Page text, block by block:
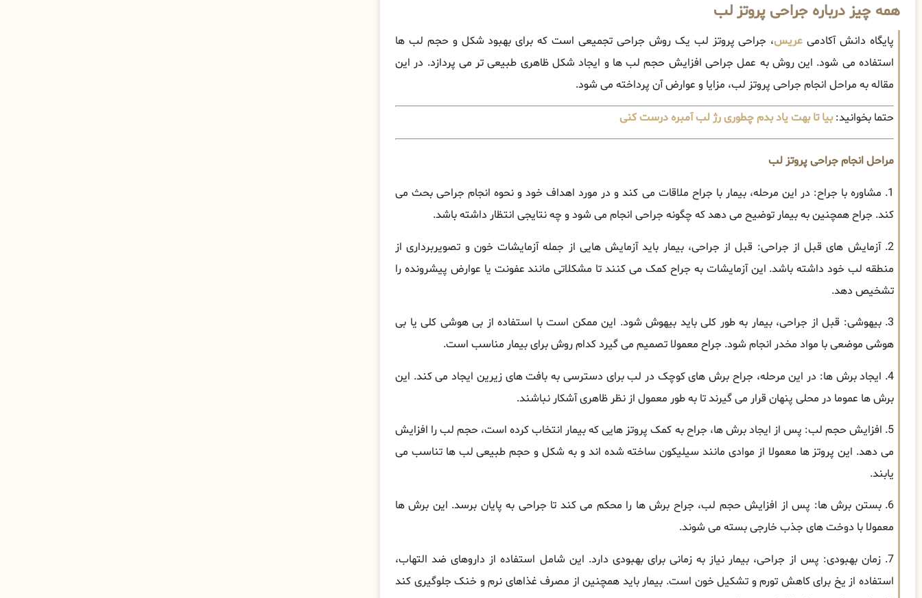
همه چیز درباره جراحی پروتز لب
پایگاه دانش آکادمی عریس، جراحی پروتز لب یک روش جراحی تجمیعی است که برای بهبود شکل و حجم لب ها
استفاده می شود. این روش به عمل جراحی افزایش حجم لب ها و ایجاد شکل ظاهری طبیعی تر می پردازد. در این
مقاله به مراحل انجام جراحی پروتز لب، مزایا و عوارض آن پرداخته می شود.
حتما بخوانید:بیا تا بهت یاد بدم چطوری رژ لب آمبره درست کنی
مراحل انجام جراحی پروتز لب
1. مشاوره با جراح: در این مرحله، بیمار با جراح ملاقات می کند و در مورد اهداف خود و نحوه انجام جراحی بحث می
کند. جراح همچنین به بیمار توضیح می دهد که چگونه جراحی انجام می شود و چه نتایجی انتظار داشته باشد.
2. آزمایش های قبل از جراحی: قبل از جراحی، بیمار باید آزمایش هایی از جمله آزمایشات خون و تصویربرداری از
منطقه لب خود داشته باشد. این آزمایشات به جراح کمک می کنند تا مشکلاتی مانند عفونت یا عوارض پیشرونده را
تشخیص دهد.
3. بیهوشی: قبل از جراحی، بیمار به طور کلی باید بیهوش شود. این ممکن است با استفاده از بی هوشی کلی یا بی
هوشی موضعی با مواد مخدر انجام شود. جراح معمولا تصمیم می گیرد کدام روش برای بیمار مناسب است.
4. ایجاد برش ها: در این مرحله، جراح برش های کوچک در لب برای دسترسی به بافت های زیرین ایجاد می کند. این
برش ها عموما در محلی پنهان قرار می گیرند تا به طور معمول از نظر ظاهری آشکار نباشند.
5. افزایش حجم لب: پس از ایجاد برش ها، جراح به کمک پروتز هایی که بیمار انتخاب کرده است، حجم لب را افزایش
می دهد. این پروتز ها معمولا از موادی مانند سیلیکون ساخته شده اند و به شکل و حجم طبیعی لب ها تناسب می
یابند.
6. بستن برش ها: پس از افزایش حجم لب، جراح برش ها را محکم می کند تا جراحی به پایان برسد. این برش ها
معمولا با دوخت های جذب خارجی بسته می شوند.
7. زمان بهبودی: پس از جراحی، بیمار نیاز به زمانی برای بهبودی دارد. این شامل استفاده از داروهای ضد التهاب،
استفاده از یخ برای کاهش تورم و تشکیل خون است. بیمار باید همچنین از مصرف غذاهای نرم و خنک جلوگیری کند